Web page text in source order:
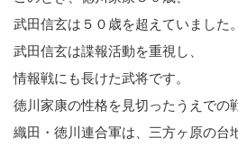
武田信玄は５０歳を超えていました。
武田信玄は諜報活動を重視し、
情報戦にも長けた武将です。
徳川家康の性格を見切ったうえでの
織田・徳川連合軍は、三方ヶ原の台